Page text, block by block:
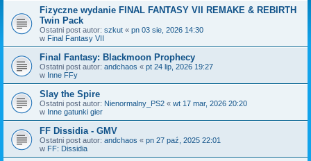
Fizyczne wydanie FINAL FANTASY VII REMAKE & REBIRTH
Twin Pack
Ostatni post autor: szkut « pn 03 sie, 2026 14:30
w Final Fantasy VII
Final Fantasy: Blackmoon Prophecy
Ostatni post autor: andchaos « pt 24 lip, 2026 19:27
w Inne FFy
Slay the Spire
Ostatni post autor: Nienormalny_PS2 « wt 17 mar, 2026 20:20
w Inne gatunki gier
FF Dissidia - GMV
Ostatni post autor: andchaos « pn 27 paź, 2025 22:01
w FF: Dissidia